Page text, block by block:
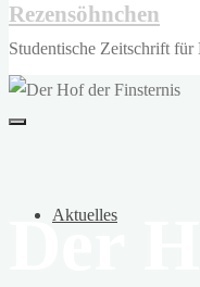
Rezensöhnchen
Studentische Zeitschrift
Aktuelles
Der